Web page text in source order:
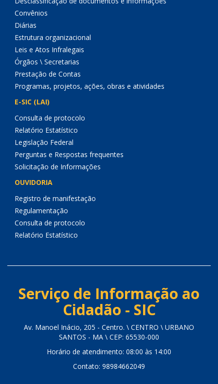
Convênios
Diárias
Estrutura organizacional
Leis e Atos Infralegais
Órgãos \ Secretarias
Prestação de Contas
Programas, projetos, ações, obras e atividades
E-SIC (LAI)
Consulta de protocolo
Relatório Estatístico
Legislação Federal
Perguntas e Respostas frequentes
Solicitação de Informações
OUVIDORIA
Registro de manifestação
Regulamentação
Consulta de protocolo
Relatório Estatístico
Serviço de Informação ao
Cidadão - SIC
Av. Manoel Inácio, 205 - Centro. \ CENTRO \ URBANO
SANTOS - MA \ CEP: 65530-000
Horário de atendimento: 08:00 às 14:00
Contato: 98984662049